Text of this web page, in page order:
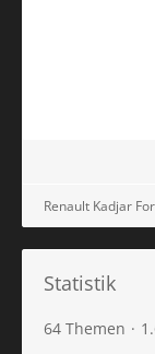
Renault Kadjar
Statistik
64 Themen